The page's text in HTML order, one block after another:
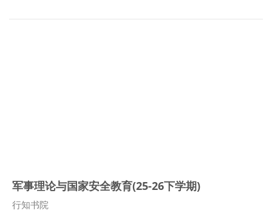
军事理论与国家安全教育(25-26下学期)
课程类别
行知书院